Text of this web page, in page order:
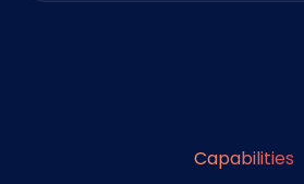
Capabilities